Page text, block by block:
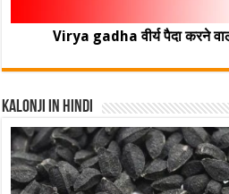
Virya gadha वीर्य पैदा करने
Kalonji In Hindi